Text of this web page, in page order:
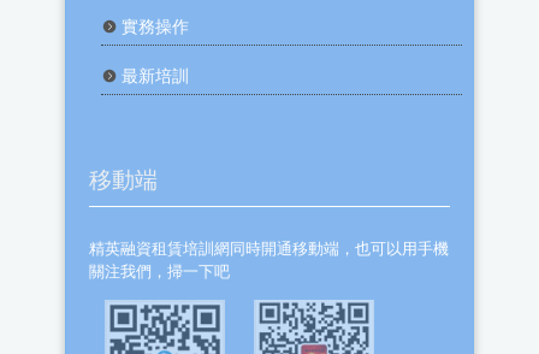
實務操作
最新培訓
移動端
精英融資租賃培訓網同時開通移動端，也可以用手機
關注我們，掃一下吧